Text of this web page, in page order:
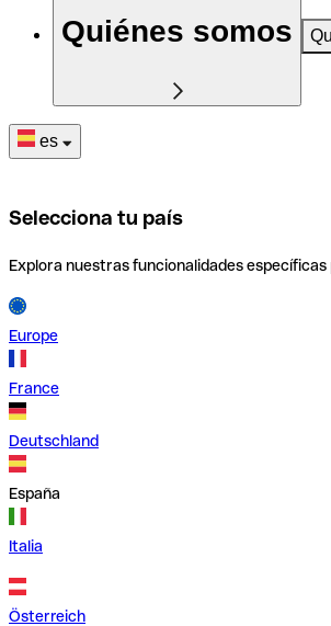
Quiénes somos
es
Selecciona tu país
Explora nuestras funcionalidades
Europe
France
Deutschland
España
Italia
Österreich